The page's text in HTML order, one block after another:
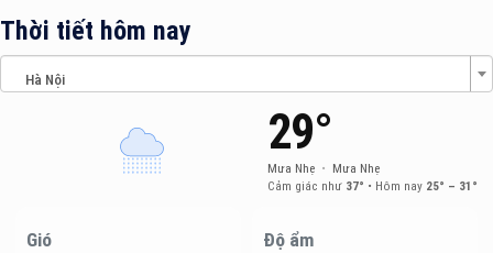
Thời tiết hôm nay
Hà Nội
29°
Mưa Nhẹ • Mưa Nhẹ
Cảm giác như 37° • Hôm nay 25° – 31°
Gió Độ ẩm